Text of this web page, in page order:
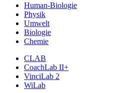
Human-Biologie
Physik
Umwelt
Biologie
Chemie
CLAB
CoachLab II+
VinciLab 2
WiLab